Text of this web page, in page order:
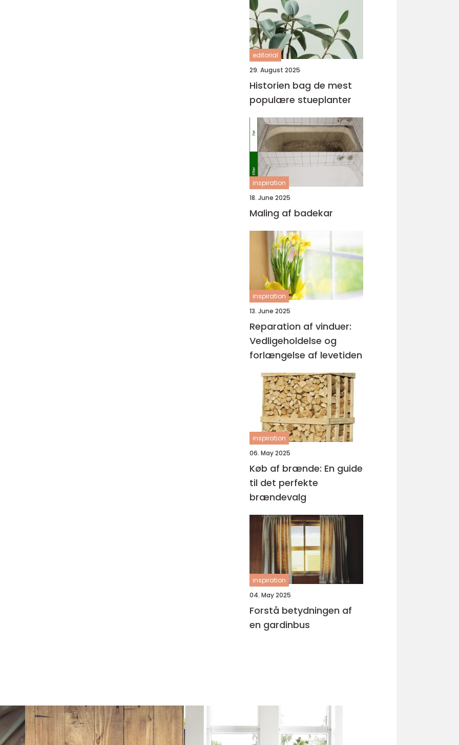
editorial
29. August 2025
Historien bag de mest
populære stueplanter
inspiration
18. June 2025
Maling af badekar
inspiration
13. June 2025
Reparation af vinduer:
Vedligeholdelse og
forlængelse af levetiden
inspiration
06. May 2025
Køb af brænde: En guide
til det perfekte
brændevalg
inspiration
04. May 2025
Forstå betydningen af
en gardinbus